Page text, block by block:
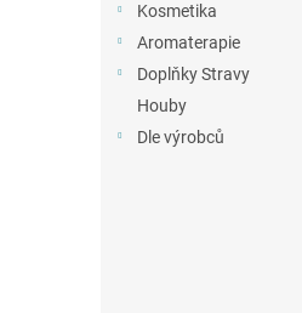
Kosmetika
Aromaterapie
Doplňky Stravy
Houby
Dle výrobců